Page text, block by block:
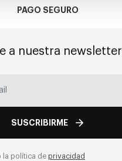
PAGO SEGURO
a nuestra newsletter
SUSCRIBIRME
la política de privacidad